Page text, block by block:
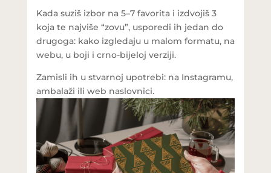
Kada suziš izbor na 5–7 favorita i izdvojiš 3
koja te najviše “zovu”, usporedi ih jedan do
drugoga: kako izgledaju u malom formatu, na
webu, u boji i crno-bijeloj verziji.
Zamisli ih u stvarnoj upotrebi: na Instagramu,
ambalaži ili web naslovnici.